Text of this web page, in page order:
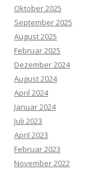
Oktober 2025
September 2025
August 2025
Februar 2025
Dezember 2024
August 2024
April 2024
Januar 2024
Juli 2023
April 2023
Februar 2023
November 2022